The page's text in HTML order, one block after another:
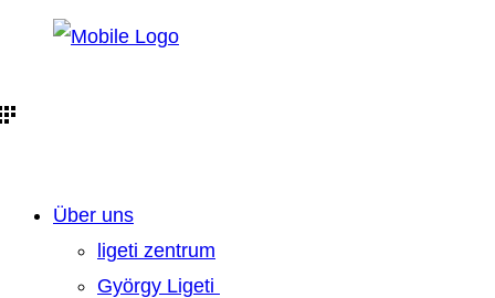
Über uns
ligeti zentrum
György Ligeti